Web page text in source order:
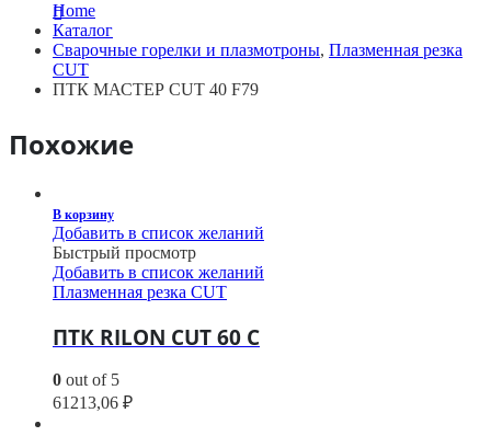
Home
Каталог
Сварочные горелки и плазмотроны, Плазменная резка
CUT
ПТК МАСТЕР CUT 40 F79
Похожие
В корзину
Добавить в список желаний
Быстрый просмотр
Добавить в список желаний
Плазменная резка CUT
ПТК RILON CUT 60 С
0 out of 5
61213,06 ₽